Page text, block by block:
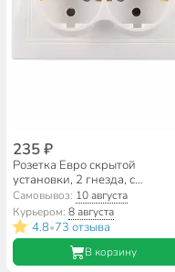
235 ₽
Розетка Евро скрытой
установки, 2 гнезда, с
заземлением, 16 А, керамика,
белая, TDM Electric, Таймыр,
SQ1814-0014
Самовывоз: 10 августа
Курьером:8 августа
4.8•73 отзыва
В корзину